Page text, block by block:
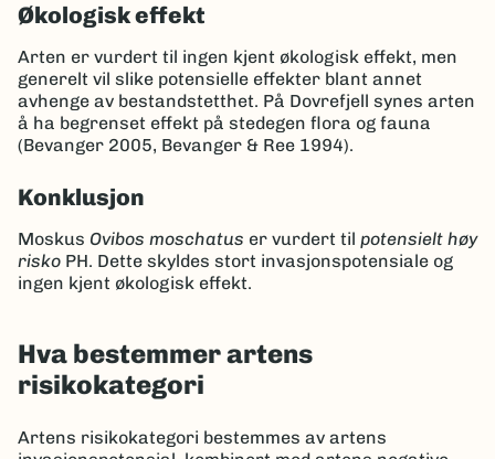
Økologisk effekt
Arten er vurdert til ingen kjent økologisk effekt, men
generelt vil slike potensielle effekter blant annet
avhenge av bestandstetthet. På Dovrefjell synes arten
å ha begrenset effekt på stedegen flora og fauna
(Bevanger 2005, Bevanger & Ree 1994).
Konklusjon
Moskus Ovibos moschatus er vurdert til potensielt høy
risko PH. Dette skyldes stort invasjonspotensiale og
ingen kjent økologisk effekt.
Hva bestemmer artens
risikokategori
Artens risikokategori bestemmes av artens